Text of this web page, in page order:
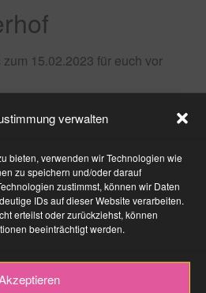
verwalten
bieten, verwenden wir Technologien wie
zu speichern und/oder darauf
zustimmst, können wir Daten
IDs auf dieser Website verarbeiten.
erteilst oder zurückziehst, können
beeinträchtigt werden.
15.02.2023 für euch vor
Rezeption